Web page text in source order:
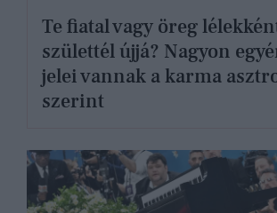
Te fiatal vagy öreg
születtél újjá? Nagyon
jelei vannak a karma
szerint